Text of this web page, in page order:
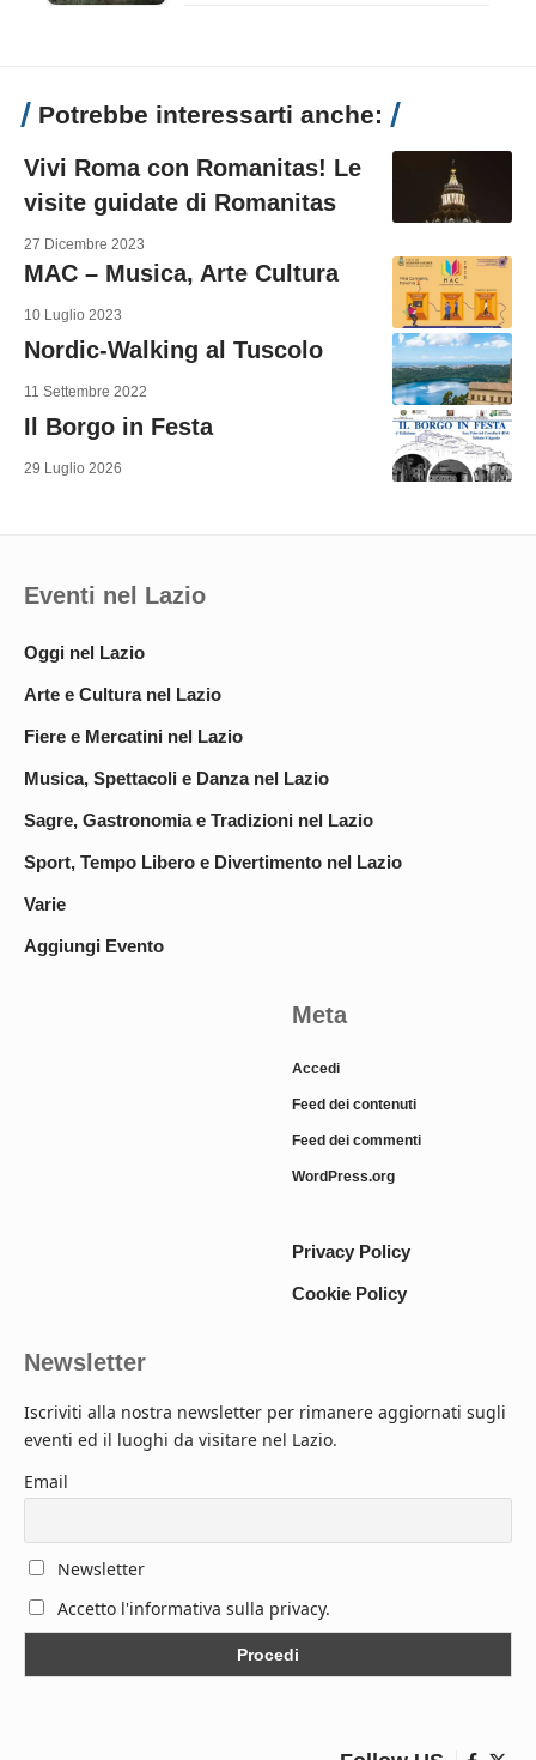
Potrebbe interessarti anche:
Vivi Roma con Romanitas! Le
visite guidate di Romanitas
27 Dicembre 2023
MAC – Musica, Arte Cultura
10 Luglio 2023
Nordic-Walking al Tuscolo
11 Settembre 2022
Il Borgo in Festa
29 Luglio 2026
Eventi nel Lazio
Oggi nel Lazio
Arte e Cultura nel Lazio
Fiere e Mercatini nel Lazio
Musica, Spettacoli e Danza nel Lazio
Sagre, Gastronomia e Tradizioni nel Lazio
Sport, Tempo Libero e Divertimento nel Lazio
Varie
Aggiungi Evento
Meta
Accedi
Feed dei contenuti
Feed dei commenti
WordPress.org
Privacy Policy
Cookie Policy
Newsletter
Iscriviti alla nostra newsletter per rimanere aggiornati sugli
eventi ed il luoghi da visitare nel Lazio.
Email
Newsletter
Accetto l'informativa sulla privacy.